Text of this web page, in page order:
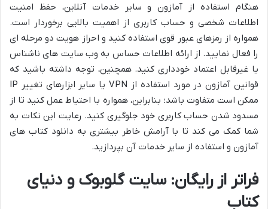
هنگام استفاده از آمازون و سایر خدمات آنلاین، حفظ امنیت
اطلاعات شخصی و حساب کاربری از اهمیت بالایی برخوردار است.
همواره از رمزهای عبور قوی استفاده کنید و احراز هویت دو مرحله ای
را فعال نمایید. از ارائه اطلاعات حساس به وب سایت های ناشناس
یا غیرقابل اعتماد خودداری کنید. همچنین، توجه داشته باشید که
قوانین آمازون در مورد استفاده از VPN یا سایر ابزارهای تغییر IP
ممکن است متفاوت باشد؛ بنابراین، همواره با احتیاط عمل کنید تا از
مسدود شدن حساب کاربری خود جلوگیری کنید. رعایت این نکات به
شما کمک می کند تا با آرامش خاطر بیشتری به دانلود کتاب های
آمازون و استفاده از سایر خدمات آن بپردازید.
فراتر از رایگان: سایت گلوبوک و دنیای
کتاب